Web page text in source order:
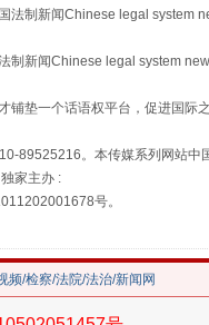
重拳出击！
制新闻Chinese legal system
新闻Chinese legal system
垫一个话语权平台，促进国际
89525216。本传媒系列网站中
家主办 :
号。
频/检察/法院/法治/新闻网